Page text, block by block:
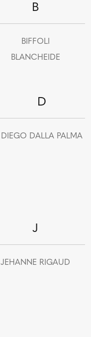
B
BIFFOLI
BLANCHEIDE
D
DIEGO DALLA PALMA
J
JEHANNE RIGAUD